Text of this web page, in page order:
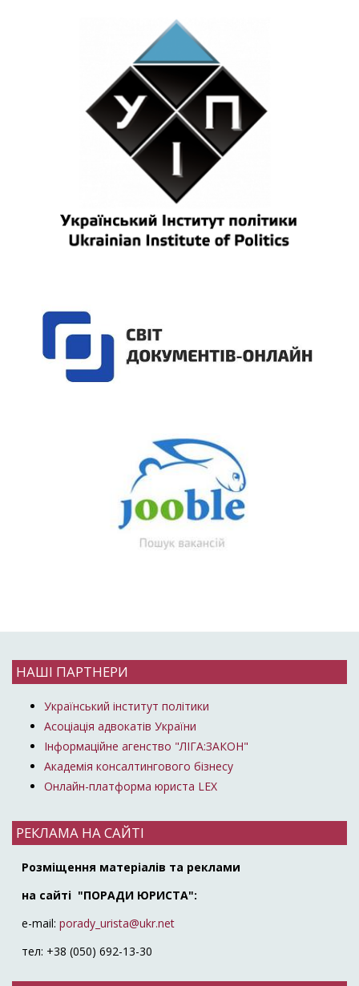
НАШІ ПАРТНЕРИ
Український інститут політики
Асоціація адвокатів України
Інформаційне агенство "ЛІГА:ЗАКОН"
Академія консалтингового бізнесу
Онлайн-платформа юриста LEX
РЕКЛАМА НА САЙТІ
Розміщення матеріалів та реклами
на сайті "ПОРАДИ ЮРИСТА":
e-mail: porady_urista@ukr.net
тел: +38 (050) 692-13-30